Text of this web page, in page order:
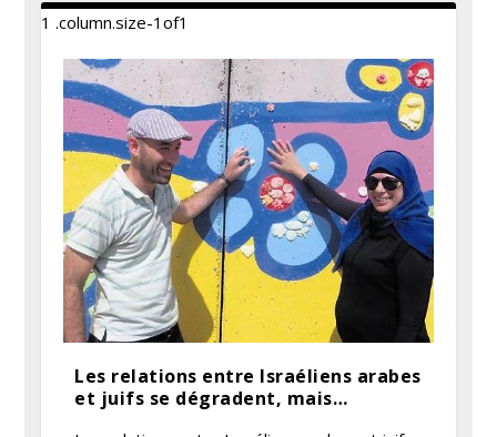
Les relations entre Israéliens arabes
et juifs se dégradent, mais…